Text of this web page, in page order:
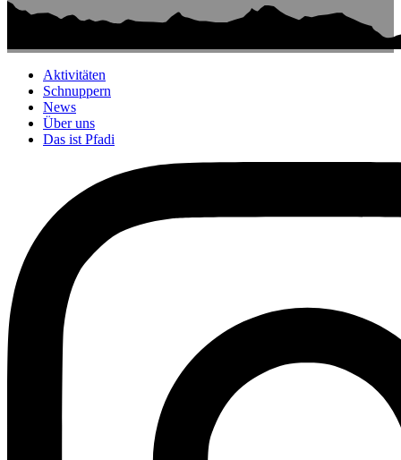
Aktivitäten
Schnuppern
News
Über uns
Das ist Pfadi